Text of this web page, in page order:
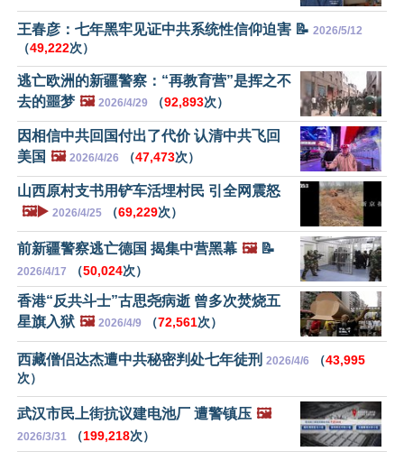
王春彦：七年黑牢见证中共系统性信仰迫害 📝 2026/5/12
（49,222次）
逃亡欧洲的新疆警察：“再教育营”是挥之不
去的噩梦 🖼️ 2026/4/29 （92,893次）
因相信中共回国付出了代价 认清中共飞回
美国 🖼️ 2026/4/26 （47,473次）
山西原村支书用铲车活埋村民 引全网震怒
🖼️▶️ 2026/4/25 （69,229次）
前新疆警察逃亡德国 揭集中营黑幕 🖼️📝
2026/4/17 （50,024次）
香港“反共斗士”古思尧病逝 曾多次焚烧五
星旗入狱 🖼️ 2026/4/9 （72,561次）
西藏僧侣达杰遭中共秘密判处七年徒刑 2026/4/6 （43,995
次）
武汉市民上街抗议建电池厂 遭警镇压 🖼️
2026/3/31 （199,218次）